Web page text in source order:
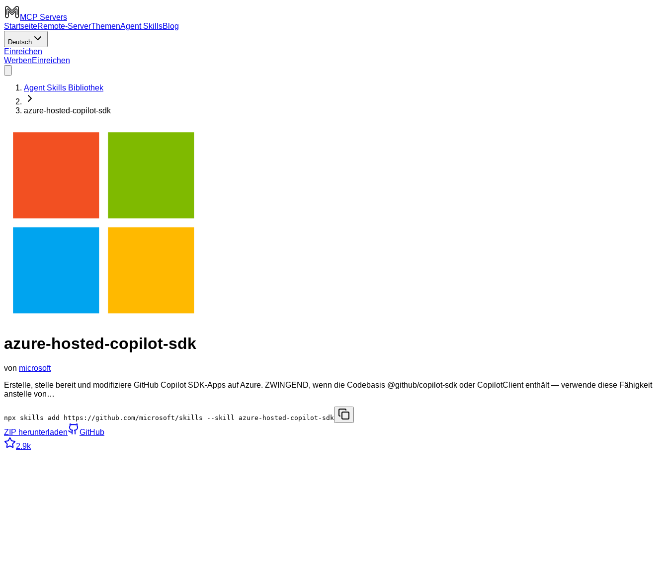
MCP Servers
StartseiteRemote-ServerThemenAgent SkillsBlog
Deutsch
Einreichen
WerbenEinreichen
Agent Skills Bibliothek
azure-hosted-copilot-sdk
azure-hosted-copilot-sdk
von microsoft
Erstelle, stelle bereit und modifiziere GitHub Copilot SDK-Apps auf Azure. ZWINGEND, wenn die Codebasis @github/copilot-sdk oder CopilotClient enthält — verwende diese Fähigkeit
anstelle von…
npx skills add https://github.com/microsoft/skills --skill azure-hosted-copilot-sdk
ZIP herunterladen
GitHub
2.9k